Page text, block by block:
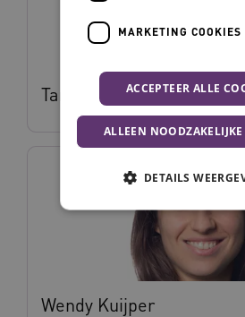
Tanja van Dun
Wendy Kuijper
MARKETING COOKIES
ACCEPTEER ALLE
ALLEEN
DETAILS
Noodzakelijke cookies
Marketing cookies
Deze functionele en technische